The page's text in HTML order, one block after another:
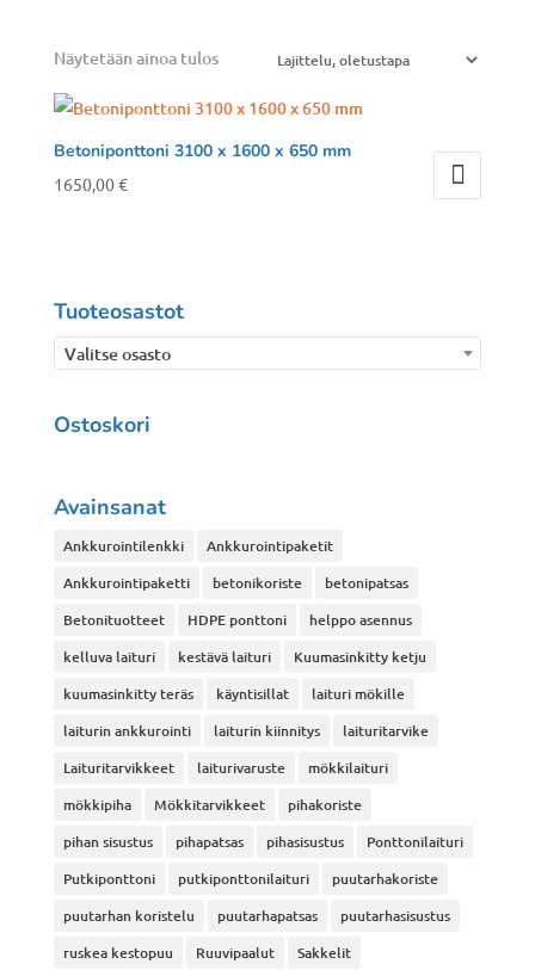
Näytetään ainoa tulos
Betoniponttoni 3100 x 1600 x 650 mm
1650,00€
Tuoteosastot
Valitse osasto
Ostoskori
Avainsanat
Ankkurointilenkki
Ankkurointipaketit
Ankkurointipaketti
betonikoriste
betonipatsas
Betonituotteet
HDPE ponttoni
helppo asennus
kelluva laituri
kestävä laituri
Kuumasinkitty ketju
kuumasinkitty teräs
käyntisillat
laituri mökille
laiturin ankkurointi
laiturin kiinnitys
laituritarvike
Laituritarvikkeet
laiturivaruste
mökkilaituri
mökkipiha
Mökkitarvikkeet
pihakoriste
pihan sisustus
pihapatsas pihasisustus
Ponttonilaituri
Putkiponttoni
putkiponttonilaituri
puutarhakoriste
puutarhan koristelu
puutarhapatsas
puutarhasisustus
ruskea kestopuu
Ruuvipaalut Sakkelit